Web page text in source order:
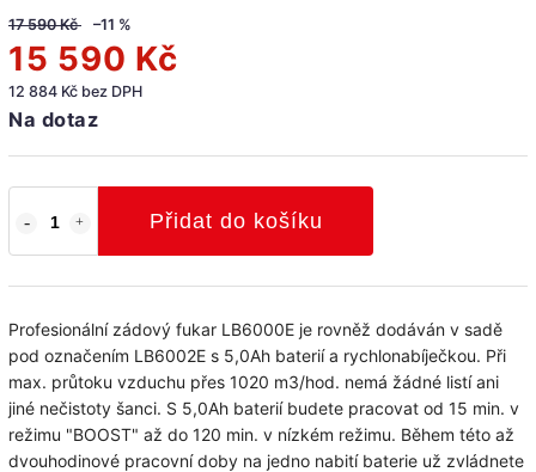
17 590 Kč –11 %
15 590 Kč
12 884 Kč bez DPH
Na dotaz
Přidat do košíku
Profesionální zádový fukar LB6000E je rovněž dodáván v sadě
pod označením LB6002E s 5,0Ah baterií a rychlonabíječkou. Při
max. průtoku vzduchu přes 1020 m3/hod. nemá žádné listí ani
jiné nečistoty šanci. S 5,0Ah baterií budete pracovat od 15 min. v
režimu "BOOST" až do 120 min. v nízkém režimu. Během této až
dvouhodinové pracovní doby na jedno nabití baterie už zvládnete